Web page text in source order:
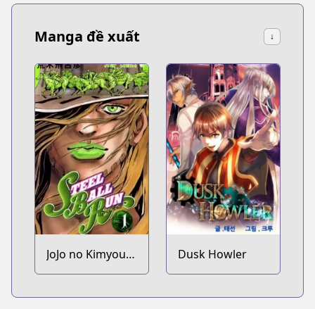
Manga đề xuất ↓
JoJo no Kimyou
na Bouken Part
Dusk Howler